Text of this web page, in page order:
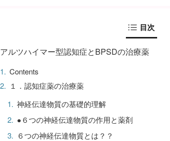
目次
アルツハイマー型認知症とBPSDの治療薬
Contents
１．認知症薬の治療薬
神経伝達物質の基礎的理解
●６つの神経伝達物質の作用と薬剤
６つの神経伝達物質とは？？